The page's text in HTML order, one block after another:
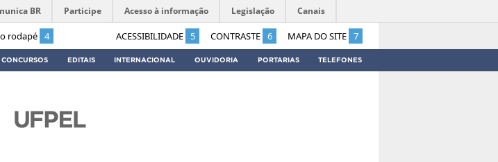
rodapé 4 ACESSIBILIDADE 5 CONTRASTE 6 MAPA DO SITE 7
BR Participe Acesso à informação Legislação Canais
CONCURSOS EDITAIS INTERNACIONAL OUVIDORIA PORTARIAS TELEFONES